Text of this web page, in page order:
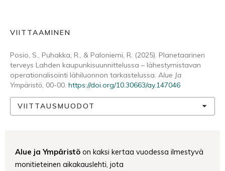
VIITTAAMINEN
Posio, S., Puhakka, R., & Paloniemi, R. (2025). Planetaarinen
terveys Lahden kaupunkisuunnittelussa – lähestymistavan
operationalisointi lähiluonnon tarkastelussa. Alue Ja
Ympäristö, 00-00. https://doi.org/10.30663/ay.147046
VIITTAUSMUODOT
Alue ja Ympäristö on kaksi kertaa vuodessa ilmestyvä
monitieteinen aikakauslehti, jota